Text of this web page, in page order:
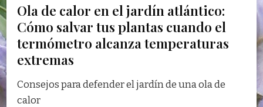
Ola de calor en el jardín atlántico:
Cómo salvar tus plantas cuando el
termómetro alcanza temperaturas
extremas
Consejos para defender el jardín de una ola de
calor